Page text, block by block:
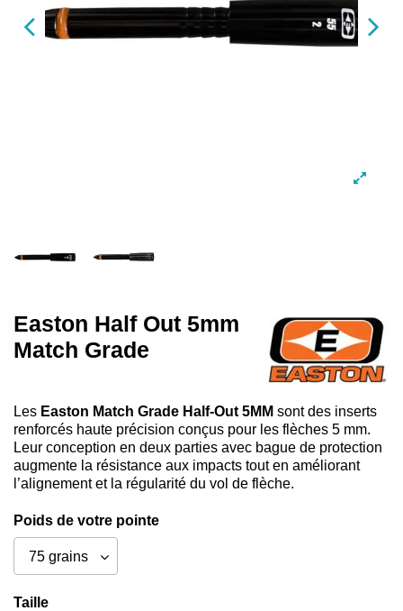
Easton Half Out 5mm
Match Grade
Les Easton Match Grade Half-Out 5MM sont des inserts
renforcés haute précision conçus pour les flèches 5 mm.
Leur conception en deux parties avec bague de protection
augmente la résistance aux impacts tout en améliorant
l’alignement et la régularité du vol de flèche.
Poids de votre pointe
Taille